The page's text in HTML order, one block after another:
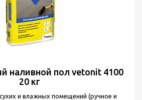
наливной пол vetonit 4100
20 кг
и влажных помещений (ручное и